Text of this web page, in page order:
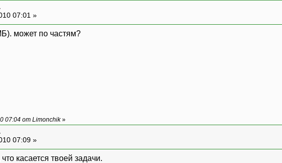
07:01 »
может по частям?
07:04 от Limonchik»
07:09 »
касается твоей задачи.